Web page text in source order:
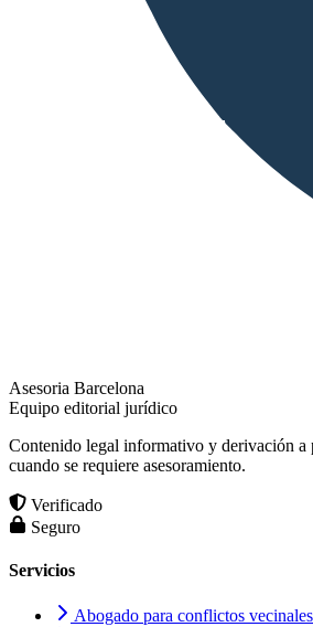
Asesoria Barcelona
Equipo editorial jurídico
Contenido legal informativo y derivación a
cuando se requiere asesoramiento.
Verificado
Seguro
Servicios
Abogado para conflictos